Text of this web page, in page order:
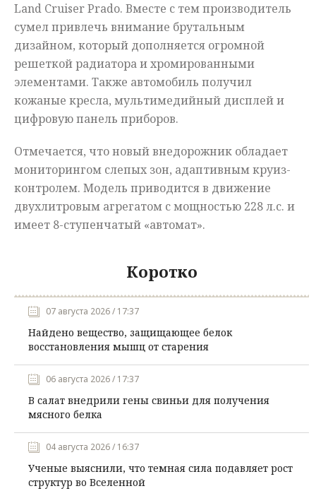
Land Cruiser Prado. Вместе с тем производитель
сумел привлечь внимание брутальным
дизайном, который дополняется огромной
решеткой радиатора и хромированными
элементами. Также автомобиль получил
кожаные кресла, мультимедийный дисплей и
цифровую панель приборов.
Отмечается, что новый внедорожник обладает
мониторингом слепых зон, адаптивным круиз-
контролем. Модель приводится в движение
двухлитровым агрегатом с мощностью 228 л.с. и
имеет 8-ступенчатый «автомат».
Коротко
07 августа 2026 / 17:37
Найдено вещество, защищающее белок
восстановления мышц от старения
06 августа 2026 / 17:37
В салат внедрили гены свиньи для получения
мясного белка
04 августа 2026 / 16:37
Ученые выяснили, что темная сила подавляет рост
структур во Вселенной